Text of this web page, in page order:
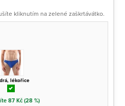
kliknutím na zelené zaškrtávátko.
lékořice
87 Kč (28 %)